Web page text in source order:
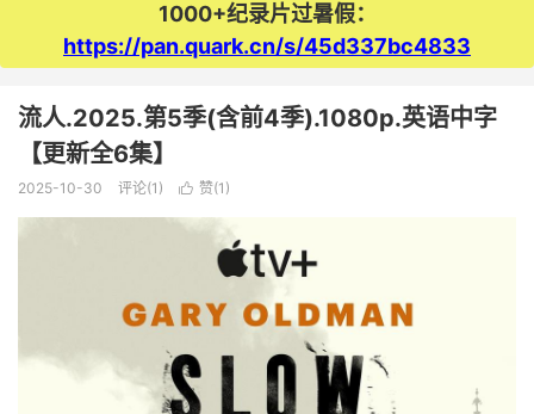
1000+纪录片过暑假：
https://pan.quark.cn/s/45d337bc4833
流人.2025.第5季(含前4季).1080p.英语中字
【更新全6集】
2025-10-30 评论(1)  赞(1 )